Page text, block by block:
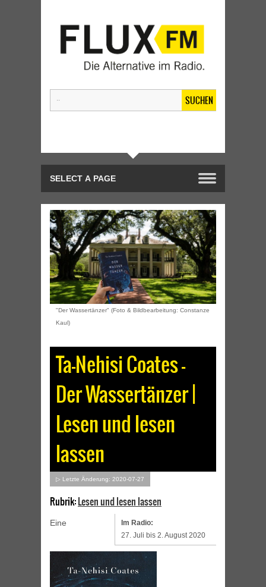
SUCHEN
"Der Wassertänzer" (Foto & Bildbearbeitung: Constanze
Kaul)
Ta-Nehisi Coates –
Der Wassertänzer |
Lesen und lesen
lassen
▷ Letzte Änderung: 2020-07-27
Rubrik:Lesen und lesen lassen
Im Radio:
27. Juli bis 2. August 2020
Eine